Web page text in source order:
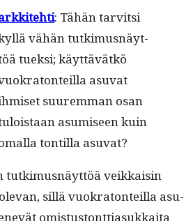
: Tähän tarvit­si
vähän tutkimus­näyt­
tuek­si; käyt­tävätkö
asu­vat
suurem­man osan
asumiseen kuin
ton­til­la asuvat?
tutkimus­näyt­töä veikkaisin
sil­lä vuokra­ton­teil­la asu­
omis­tus­tont­ti­a­sukkai­ta